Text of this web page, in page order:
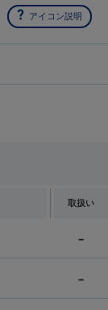
アイコン説明
取扱い